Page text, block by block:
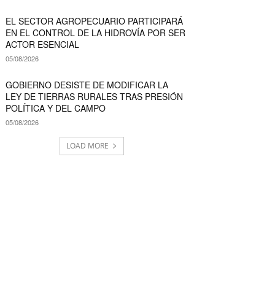
EL SECTOR AGROPECUARIO PARTICIPARÁ
EN EL CONTROL DE LA HIDROVÍA POR SER
ACTOR ESENCIAL
05/08/2026
GOBIERNO DESISTE DE MODIFICAR LA
LEY DE TIERRAS RURALES TRAS PRESIÓN
POLÍTICA Y DEL CAMPO
05/08/2026
LOAD MORE